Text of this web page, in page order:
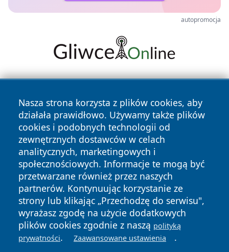
autopromocja
Nasza strona korzysta z plików cookies, aby
działała prawidłowo. Używamy także plików
cookies i podobnych technologii od
zewnętrznych dostawców w celach
analitycznych, marketingowych i
społecznościowych. Informacje te mogą być
przetwarzane również przez naszych
partnerów. Kontynuując korzystanie ze
strony lub klikając „Przechodzę do serwisu",
wyrażasz zgodę na użycie dodatkowych
plików cookies zgodnie z naszą polityką
prywatności. Zaawansowane ustawienia .
Copyright © 2026 swidnicanews.pl Wszystkie prawa
zastrzeżone.
News Autorzy
Polityka
Prywatności
Polityka
Cookies